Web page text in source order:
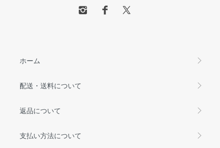
ホーム
配送・送料について
返品について
支払い方法について